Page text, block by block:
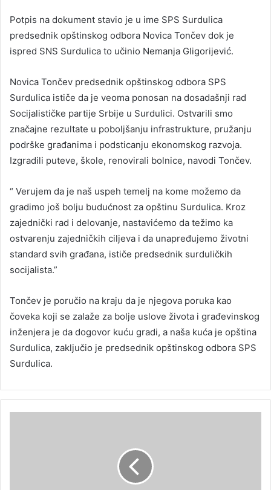
Potpis na dokument stavio je u ime SPS Surdulica
predsednik opštinskog odbora Novica Tončev dok je
ispred SNS Surdulica to učinio Nemanja Gligorijević.
Novica Tončev predsednik opštinskog odbora SPS
Surdulica ističe da je veoma ponosan na dosadašnji rad
Socijalističke partije Srbije u Surdulici. Ostvarili smo
značajne rezultate u poboljšanju infrastrukture, pružanju
podrške građanima i podsticanju ekonomskog razvoja.
Izgradili puteve, škole, renovirali bolnice, navodi Tončev.
“ Verujem da je naš uspeh temelj na kome možemo da
gradimo još bolju budućnost za opštinu Surdulica. Kroz
zajednički rad i delovanje, nastavićemo da težimo ka
ostvarenju zajedničkih ciljeva i da unapređujemo životni
standard svih građana, ističe predsednik surduličkih
socijalista.”
Tončev je poručio na kraju da je njegova poruka kao
čoveka koji se zalaže za bolje uslove života i građevinskog
inženjera je da dogovor kuću gradi, a naša kuća je opština
Surdulica, zaključio je predsednik opštinskog odbora SPS
Surdulica.